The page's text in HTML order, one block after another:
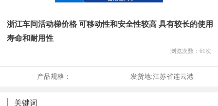
浙江车间活动梯价格 可移动性和安全性较高 具有较长的使用
寿命和耐用性
浏览次数： 61次
产品规格： 发货地:江苏省连云港
关键词